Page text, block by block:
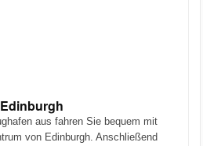
aus fahren Sie bequem mit
von Edinburgh. Anschließend